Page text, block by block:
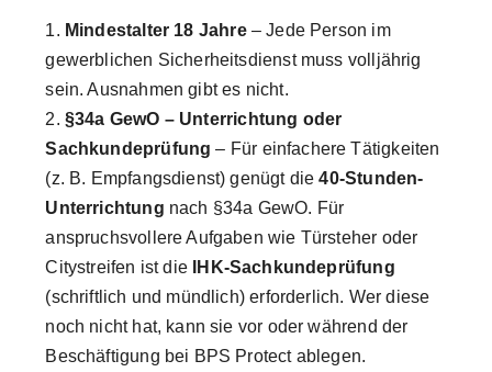
Mindestalter 18 Jahre– Jede Person im
gewerblichen Sicherheitsdienst muss volljährig
sein. Ausnahmen gibt es nicht.
§34a GewO – Unterrichtung oder
Sachkundeprüfung – Für einfachere Tätigkeiten
(z. B. Empfangsdienst) genügt die40-Stunden-
Unterrichtung nach §34a GewO. Für
anspruchsvollere Aufgaben wie Türsteher oder
Citystreifen ist die
IHK-Sachkundeprüfung
(schriftlich und mündlich) erforderlich. Wer diese
noch nicht hat, kann sie vor oder während der
Beschäftigung bei BPS Protect ablegen.